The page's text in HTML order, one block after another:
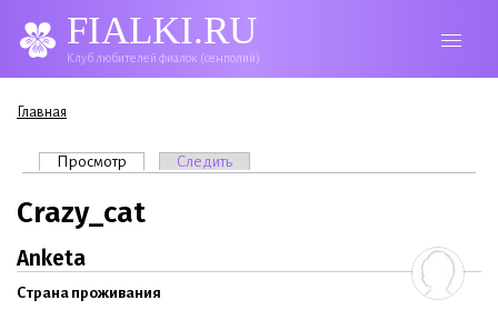
FIALKI.RU
Клуб любителей фиалок (сенполий)
Вы здесь
Главная
Главные вкладки
Просмотр (активная вкладка)
Следить
Crazy_cat
Anketa
Страна проживания